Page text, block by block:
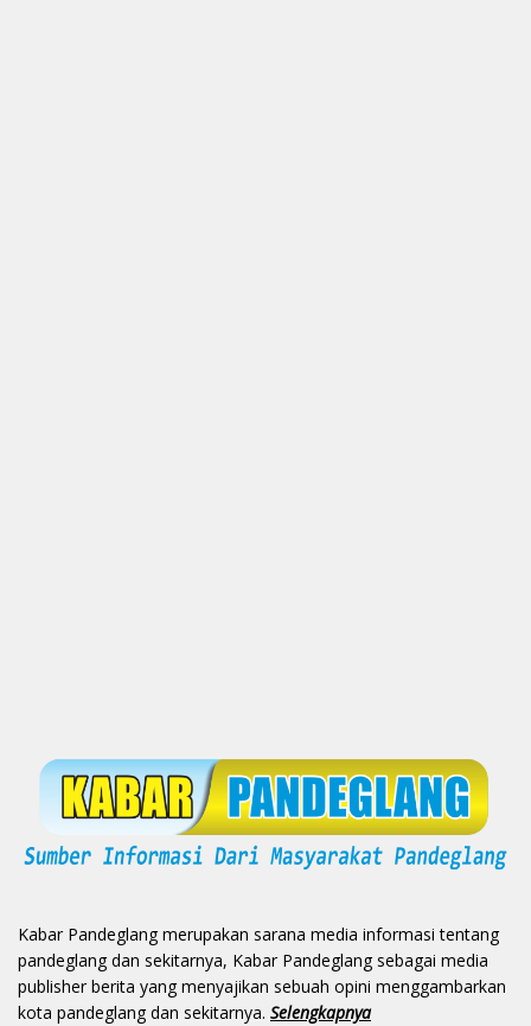
Kabar Pandeglang merupakan sarana media informasi tentang
pandeglang dan sekitarnya, Kabar Pandeglang sebagai media
publisher berita yang menyajikan sebuah opini menggambarkan
kota pandeglang dan sekitarnya. Selengkapnya